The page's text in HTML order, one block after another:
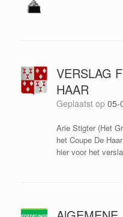
VERSLAG
HAAR
Geplaatst op 05-
Arie Stigter (Het
het Coupe De
hier voor het